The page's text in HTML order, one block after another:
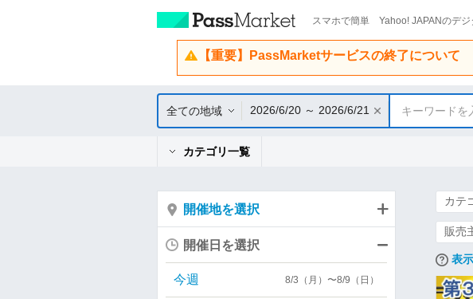
スマホで簡単 Yahoo! JAPANのデジ
【重要】PassMarketサービスの終了について
全ての地域 2026/6/20 ～ 2026/6/21 キーワードを
カテゴリ一覧
カテ
販売
表
開催地を選択
開催日を選択
今週 8/3（月）〜8/9（日）